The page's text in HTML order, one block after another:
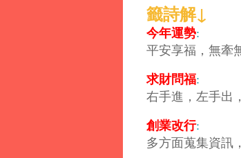
籤詩解↓
今年運勢:
平安享福，無牽
求財問福:
右手進，左手出
創業改行:
多方面蒐集資訊